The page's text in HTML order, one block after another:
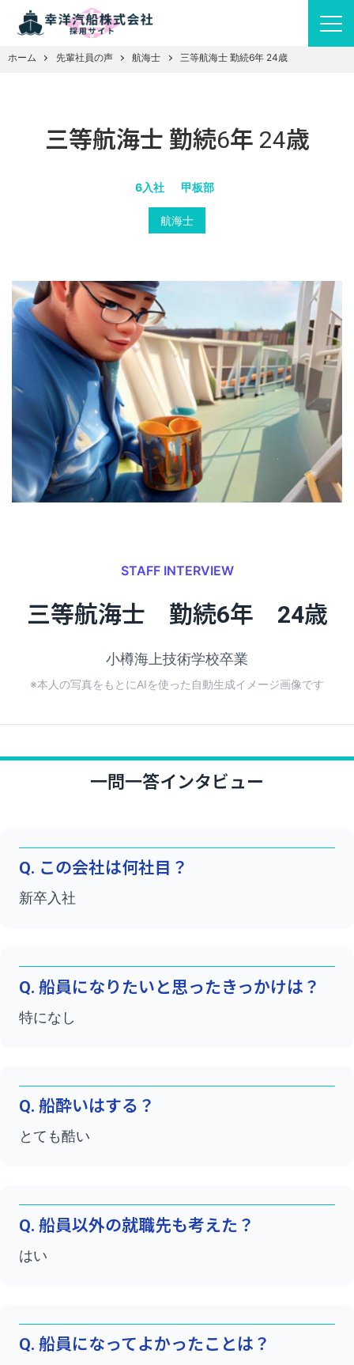
ホーム 先輩社員の声 航海士 三等航海士 勤続6年 24歳
三等航海士 勤続6年 24歳
6入社 甲板部
航海士
STAFF INTERVIEW
三等航海士 勤続6年 24歳
小樽海上技術学校卒業
※本人の写真をもとにAIを使った自動生成イメージ画像です
一問一答インタビュー
Q. この会社は何社目？
新卒入社
Q. 船員になりたいと思ったきっかけは？
特になし
Q. 船酔いはする？
とても酷い
Q. 船員以外の就職先も考えた？
はい
Q. 船員になってよかったことは？